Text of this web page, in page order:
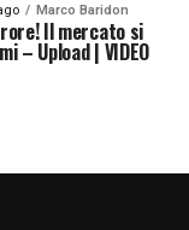
Marco Baridon
Il mercato si
– Upload | VIDEO